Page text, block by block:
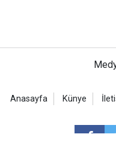
Anasayfa Künye